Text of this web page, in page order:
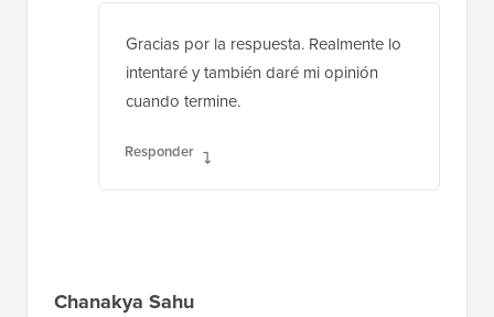
Gracias por la respuesta. Realmente lo
intentaré y también daré mi opinión
cuando termine.
Responder
Chanakya Sahu